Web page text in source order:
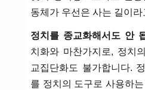
동체가 우선은 사는 길이
정치를 종교화해서도 안
치화와 마찬가지로, 정치
교집단화도 불가합니다.
를 정치의 도구로 사용하